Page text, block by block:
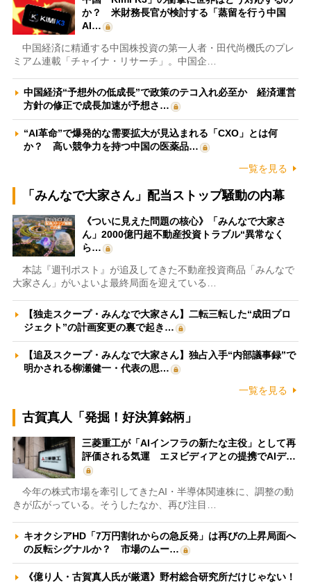
か？ 米財務長官が検討する「蒸留を行う中国
AI…
中国経済に精通する中国株投資の第一人者・田代尚機氏のプレ
ミアム連載「チャイナ・リサーチ」。中国企…
中国経済“予想外の低成長”で政策のテコ入れ必至か 経済運営
方針の修正で成長加速が予想さ…
“AI革命”で爆発的な需要拡大が見込まれる「CXO」とは何
か？ 高い競争力を持つ中国の医薬品…
一覧を見る
「みんなで大家さん」配当ストップ騒動の内幕
《ついに見えた問題の核心》「みんなで大家さ
ん」2000億円超不動産投資トラブル“異常なく
ら…
本誌『週刊ポスト』が追及してきた不動産投資商品「みんなで
大家さん」がいよいよ最終局面を迎えている…
【独走スクープ・みんなで大家さん】二転三転した“成田プロ
ジェクト”の計画変更の裏で起き…
【追及スクープ・みんなで大家さん】独占入手“内部議事録”で
明かされる柳瀬健一・代表の思…
一覧を見る
古賀真人「発掘！好決算銘柄」
三菱重工が「AIインフラの新たな主役」として再
評価される気運 エヌビディアとの提携でAIデ…
今年の株式市場を牽引してきたAI・半導体関連株に、調整の動
きが広がっている。そうしたなか、再び注目…
キオクシアHD「7万円割れからの急反発」は再びの上昇局面へ
の反転シグナルか？ 市場のムー…
《億り人・古賀真人氏が厳選》野村総合研究所だけじゃない！